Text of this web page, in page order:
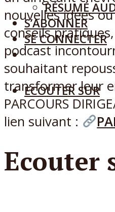
RÉSUMÉ
S’ABONNER
SE CONNECTER
ECOUTER SUR
Ecouter
nouvelles idées
conseils
podcast
souhaitant
transformer leur
PARCOURS
lien suivant :